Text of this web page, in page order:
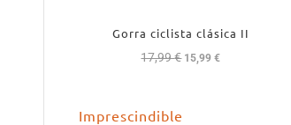
Gorra ciclista clásica II
17,99€ El
15,99€El
Imprescindible